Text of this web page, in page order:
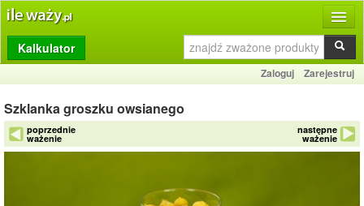
Produkty
Dziennik
Przelicznik
Porównywarka
Kalkulator
Zaloguj Zarejestruj
Szklanka groszku owsianego
poprzednie
ważenie
następne
ważenie